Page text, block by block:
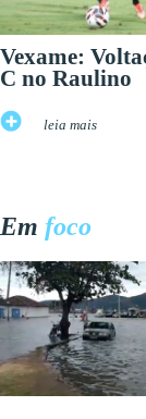
Vexame:
C no Raulino
leia mais
Em foco